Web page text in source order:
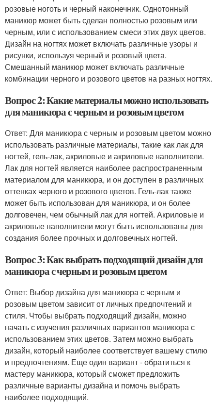
розовые ноготь и черный наконечник. Однотонный
маникюр может быть сделан полностью розовым или
черным, или с использованием смеси этих двух цветов.
Дизайн на ногтях может включать различные узоры и
рисунки, используя черный и розовый цвета.
Смешанный маникюр может включать различные
комбинации черного и розового цветов на разных ногтях.
Вопрос 2: Какие материалы можно использовать
для маникюра с черным и розовым цветом
Ответ: Для маникюра с черным и розовым цветом можно
использовать различные материалы, такие как лак для
ногтей, гель-лак, акриловые и акриловые наполнители.
Лак для ногтей является наиболее распространенным
материалом для маникюра, и он доступен в различных
оттенках черного и розового цветов. Гель-лак также
может быть использован для маникюра, и он более
долговечен, чем обычный лак для ногтей. Акриловые и
акриловые наполнители могут быть использованы для
создания более прочных и долговечных ногтей.
Вопрос 3: Как выбрать подходящий дизайн для
маникюра с черным и розовым цветом
Ответ: Выбор дизайна для маникюра с черным и
розовым цветом зависит от личных предпочтений и
стиля. Чтобы выбрать подходящий дизайн, можно
начать с изучения различных вариантов маникюра с
использованием этих цветов. Затем можно выбрать
дизайн, который наиболее соответствует вашему стилю
и предпочтениям. Еще один вариант - обратиться к
мастеру маникюра, который сможет предложить
различные варианты дизайна и помочь выбрать
наиболее подходящий.